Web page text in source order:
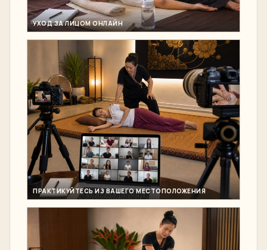
УХОД ЗА ЛИЦОМ ОНЛАЙН
ПРАКТИКУЙТЕСЬ ИЗ ВАШЕГО МЕСТОПОЛОЖЕНИЯ